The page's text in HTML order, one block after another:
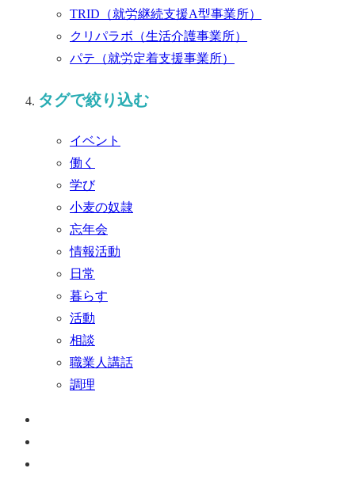
TRID （就労継続支援A型事業所）
クリパラボ （生活介護事業所）
パテ （就労定着支援事業所）
タグで絞り込む
イベント
働く
学び
小麦の奴隷
忘年会
情報活動
日常
暮らす
活動
相談
職業人講話
調理